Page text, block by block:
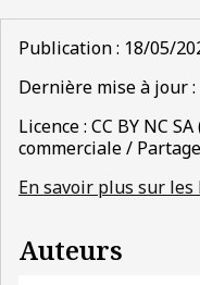
Publication : 18/05/
Dernière mise à jour
Licence : CC BY NC
commerciale /
En savoir plus sur les
Auteurs